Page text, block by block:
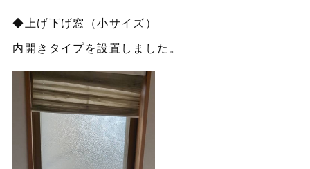
◆上げ下げ窓（小サイズ）
内開きタイプを設置しました。